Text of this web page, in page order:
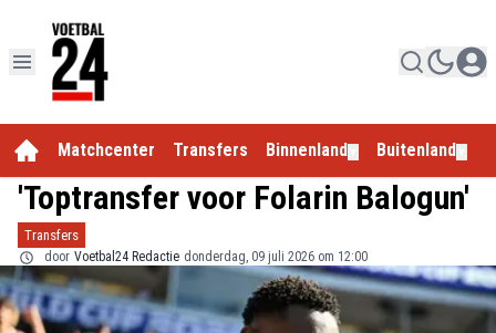
Matchcenter Transfers Binnenland Buitenland
'Toptransfer voor Folarin Balogun'
Transfers
door Voetbal24 Redactie donderdag, 09 juli 2026 om 12:00